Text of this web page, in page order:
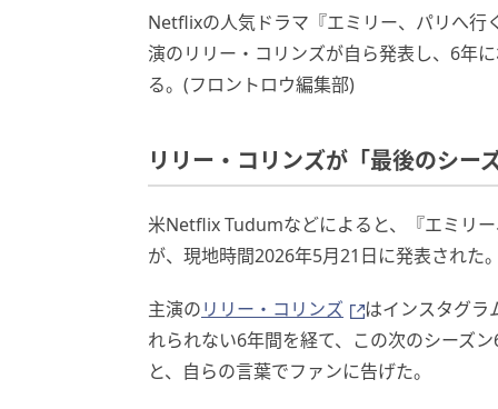
Netflixの人気ドラマ『エミリー、パリへ行
演のリリー・コリンズが自ら発表し、6年
る。(フロントロウ編集部)
リリー・コリンズが「最後のシー
米Netflix Tudumなどによると、『エミリ
が、現地時間2026年5月21日に発表された
主演のリリー・コリンズ
はインスタグラ
れられない6年間を経て、この次のシーズ
と、自らの言葉でファンに告げた。